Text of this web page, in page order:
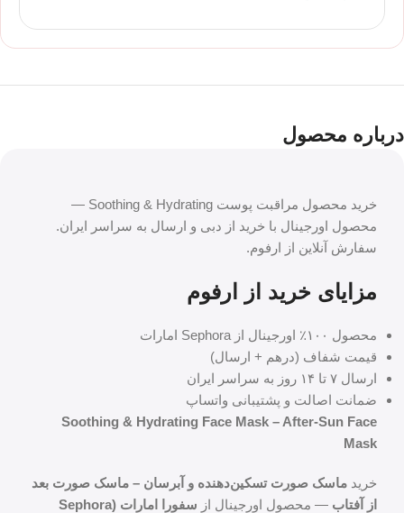
درباره محصول
خرید محصول مراقبت پوست Soothing & Hydrating —
محصول اورجینال با خرید از دبی و ارسال به سراسر ایران.
سفارش آنلاین از ارفوم.
مزایای خرید از ارفوم
محصول ۱۰۰٪ اورجینال از Sephora امارات
قیمت شفاف (درهم + ارسال)
ارسال ۷ تا ۱۴ روز به سراسر ایران
ضمانت اصالت و پشتیبانی واتساپ
Soothing & Hydrating Face Mask – After-Sun Face
Mask
خرید ماسک صورت تسکین‌دهنده و آبرسان – ماسک صورت بعد
از آفتاب — محصول اورجینال از
سفورا امارات (Sephora